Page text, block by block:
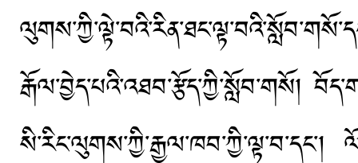
རྒོལ་བྱེད་པའི་འཐབ་རྩོད་ཀྱི་སློབ་གསོ།